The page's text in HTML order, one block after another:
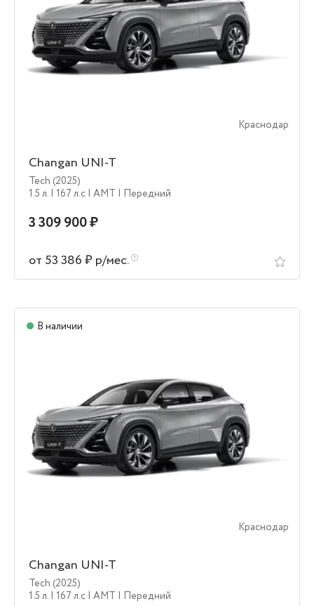
Краснодар
Changan UNI-T
Tech (2025)
1.5 л. | 167 л.c | AMT | Передний
3 309 900 ₽
от 53 386 ₽ р/мес.
В наличии
Краснодар
Changan UNI-T
Tech (2025)
1.5 л. | 167 л.c | AMT | Передний